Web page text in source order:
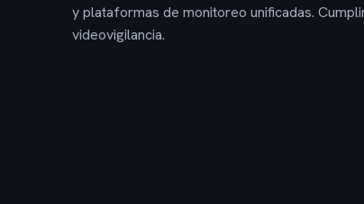
y plataformas de monitoreo unificadas.
videovigilancia.